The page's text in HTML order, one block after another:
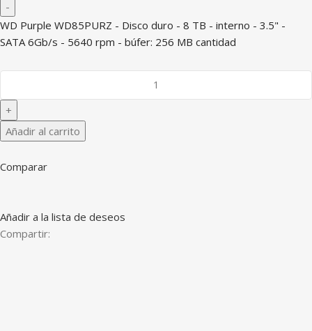
WD Purple WD85PURZ - Disco duro - 8 TB - interno - 3.5" -
SATA 6Gb/s - 5640 rpm - búfer: 256 MB cantidad
Añadir al carrito
Comparar
Añadir a la lista de deseos
Compartir: